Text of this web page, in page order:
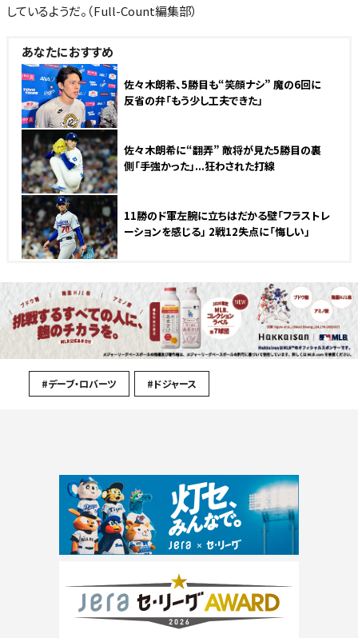
しているようだ。（Full-Count編集部）
あなたにおすすめ
佐々木朗希、5勝目も“笑顔ナシ” 魔の6回に
反省の弁「もう少し工夫できた」
佐々木朗希に“翻弄” 敵将が見た5勝目の裏
側「手強かった」...狂わされた打線
11勝のド軍左腕に立ちはだかる壁「フラストレ
ーションを感じる」 2戦12失点に「悔しい」
#デーブ・ロバーツ #ドジャース